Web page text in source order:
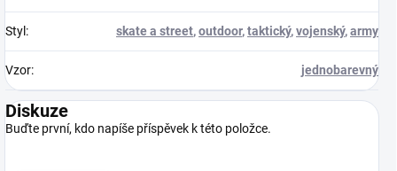
Styl : skate a street,outdoor,taktický,vojenský,army
Vzor: jednobarevný
Diskuze
Buďte první, kdo napíše příspěvek k této položce.